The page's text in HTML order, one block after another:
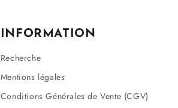
INFORMATION
Recherche
Mentions légales
Conditions Générales de Vente (CGV)